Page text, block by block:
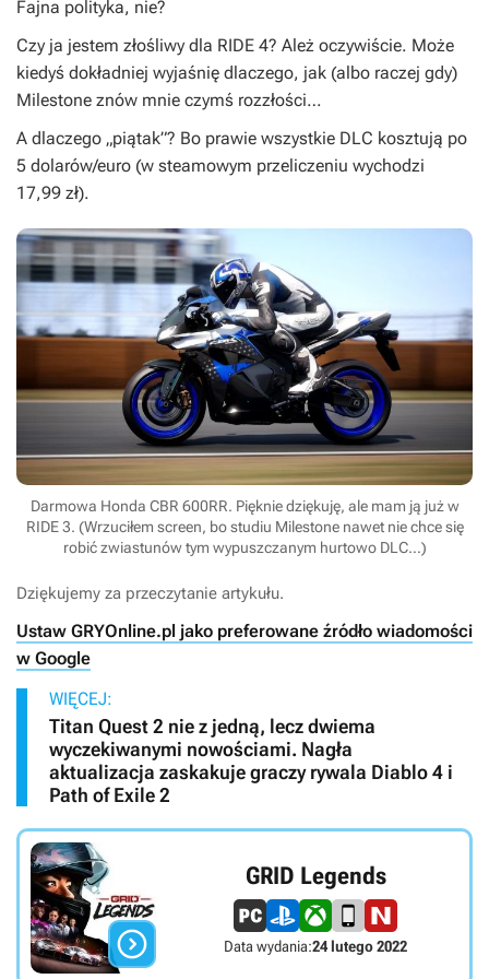
Fajna polityka, nie?
Czy ja jestem złośliwy dla RIDE 4? Ależ oczywiście. Może
kiedyś dokładniej wyjaśnię dlaczego, jak (albo raczej gdy)
Milestone znów mnie czymś rozzłości…
A dlaczego „piątak”? Bo prawie wszystkie DLC kosztują po
5 dolarów/euro (w steamowym przeliczeniu wychodzi
17,99 zł).
Darmowa Honda CBR 600RR. Pięknie dziękuję, ale mam ją już w
RIDE 3. (Wrzuciłem screen, bo studiu Milestone nawet nie chce się
robić zwiastunów tym wypuszczanym hurtowo DLC…)
Dziękujemy za przeczytanie artykułu.
Ustaw GRYOnline.pl jako preferowane źródło wiadomości
w Google
WIĘCEJ:
Titan Quest 2 nie z jedną, lecz dwiema
wyczekiwanymi nowościami. Nagła
aktualizacja zaskakuje graczy rywala Diablo 4 i
Path of Exile 2

GRID Legends
Data wydania:24 lutego 2022